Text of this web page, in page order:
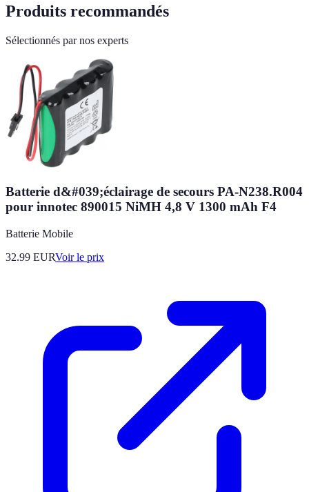
Produits recommandés
Sélectionnés par nos experts
Batterie d&#039;éclairage de secours PA-N238.R004
pour innotec 890015 NiMH 4,8 V 1300 mAh F4
Batterie Mobile
32.99 EURVoir le prix